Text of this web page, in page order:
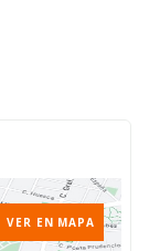
VER EN MAPA